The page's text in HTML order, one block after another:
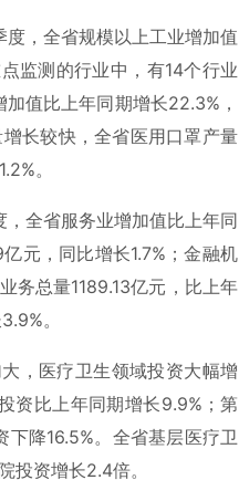
，全省规模以上工业增加值
监测的行业中，有14个行业
值比上年同期增长22.3%，
长较快，全省医用口罩产量
。
全省服务业增加值比上年同
元，同比增长1.7%；金融机
务总量1189.13亿元，比上年
。
，医疗卫生领域投资大幅增
资比上年同期增长9.9%；第
降16.5%。全省基层医疗卫
投资增长2.4倍。